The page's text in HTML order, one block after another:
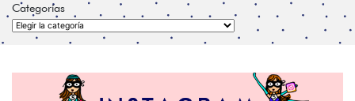
Categorías
Categorías